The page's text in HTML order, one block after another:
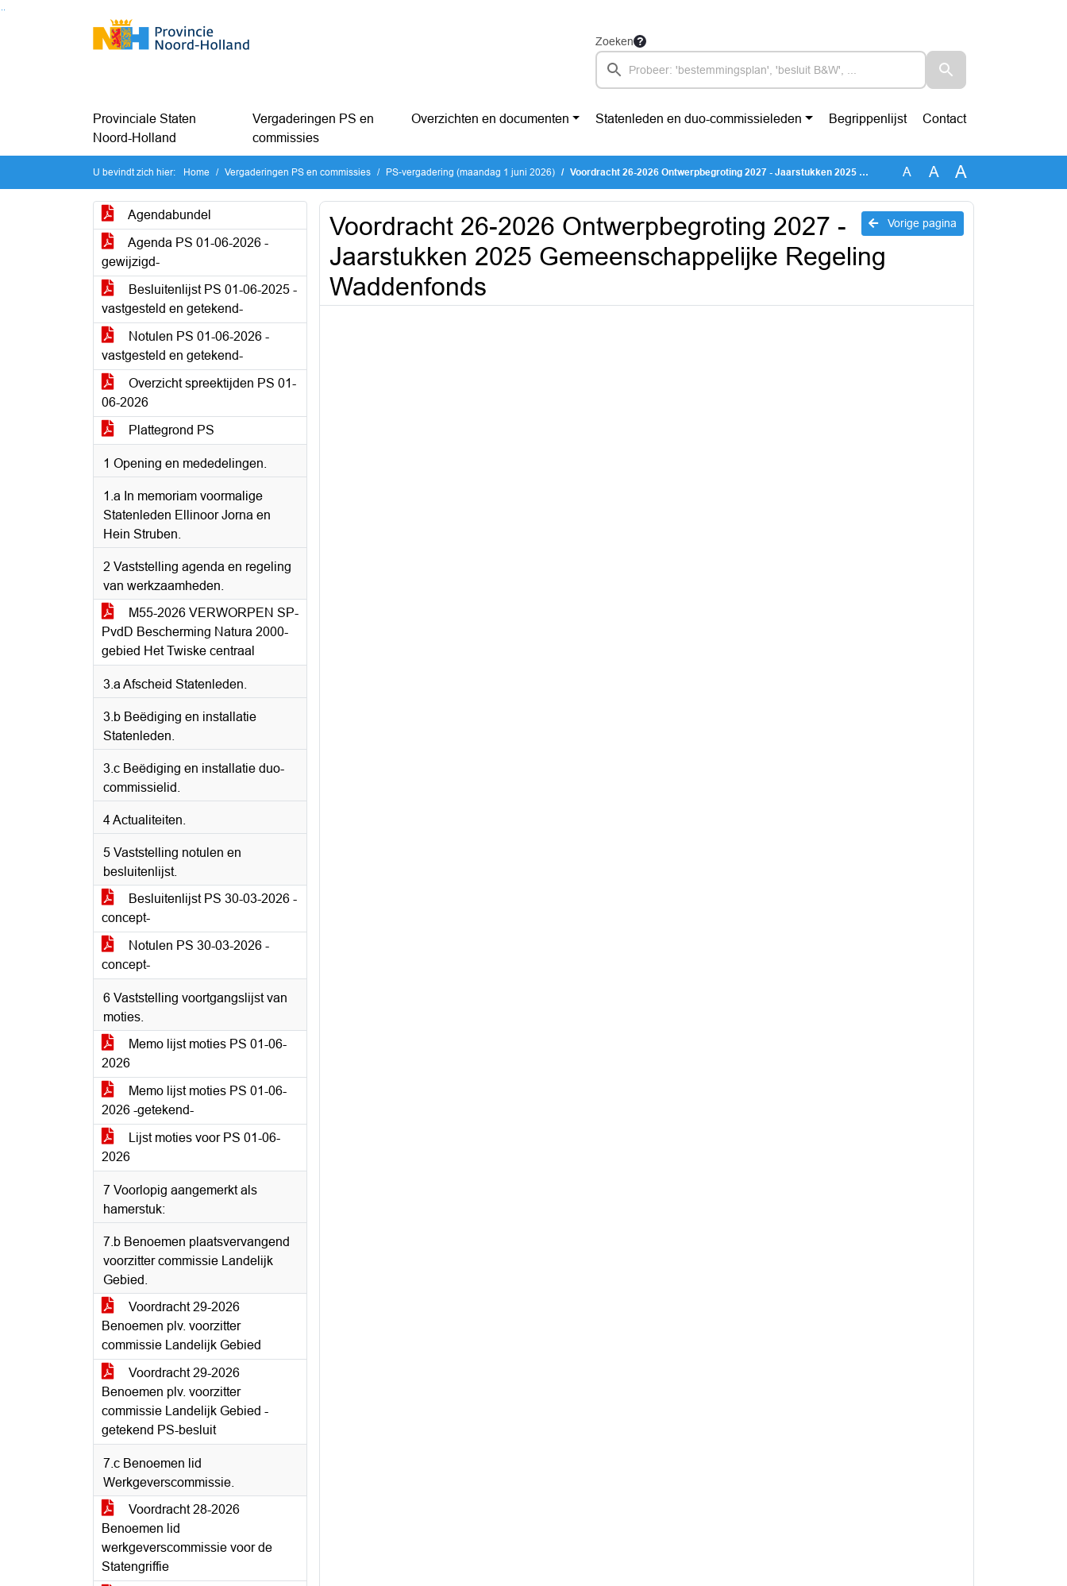
Ga naar de inhoud van deze pagina
Ga naar het zoeken
Zoeken
Provinciale Staten
Noord-Holland
Vergaderingen PS en
commissies
Overzichten en documenten Statenleden en duo-commissieleden Begrippenlijst Contact
U bevindt zich hier: Home Vergaderingen PS en commissies PS-vergadering (maandag 1 juni 2026) Voordracht 26-2026 Ontwerpbegroting 2027 - Jaarstukken 2025 Gemeenschappelijke Regeling Waddenfonds A A A
Agendabundel
Agenda PS 01-06-2026 -
gewijzigd-
Besluitenlijst PS 01-06-2025 -
vastgesteld en getekend-
Notulen PS 01-06-2026 -
vastgesteld en getekend-
Overzicht spreektijden PS 01-
06-2026
Plattegrond PS
1 Opening en mededelingen.
1.a In memoriam voormalige
Statenleden Ellinoor Jorna en
Hein Struben.
2 Vaststelling agenda en regeling
van werkzaamheden.
M55-2026 VERWORPEN SP-
PvdD Bescherming Natura 2000-
gebied Het Twiske centraal
3.a Afscheid Statenleden.
3.b Beëdiging en installatie
Statenleden.
3.c Beëdiging en installatie duo-
commissielid.
4 Actualiteiten.
5 Vaststelling notulen en
besluitenlijst.
Besluitenlijst PS 30-03-2026 -
concept-
Notulen PS 30-03-2026 -
concept-
6 Vaststelling voortgangslijst van
moties.
Memo lijst moties PS 01-06-
2026
Memo lijst moties PS 01-06-
2026 -getekend-
Lijst moties voor PS 01-06-
2026
7 Voorlopig aangemerkt als
hamerstuk:
7.b Benoemen plaatsvervangend
voorzitter commissie Landelijk
Gebied.
Voordracht 29-2026
Benoemen plv. voorzitter
commissie Landelijk Gebied
Voordracht 29-2026
Benoemen plv. voorzitter
commissie Landelijk Gebied -
getekend PS-besluit
7.c Benoemen lid
Werkgeverscommissie.
Voordracht 28-2026
Benoemen lid
werkgeverscommissie voor de
Statengriffie
Vorige pagina
Voordracht 26-2026 Ontwerpbegroting 2027 -
Jaarstukken 2025 Gemeenschappelijke Regeling
Waddenfonds